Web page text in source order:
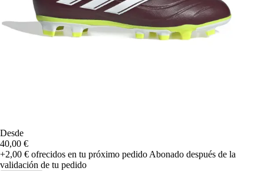
Desde
40,00 €
+2,00 € ofrecidos en tu próximo pedido Abonado después de la
validación de tu pedido